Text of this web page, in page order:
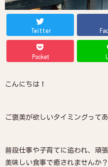
Twitter
Pocket
こんにちは！
ご褒美が欲しいタイミングって
普段仕事や子育てに追われ、頑
美味しい食事で癒されませんか？